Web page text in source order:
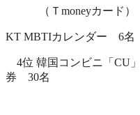
（Ｔmoneyカード）
KT MBTIカレンダー 6名
4位 韓国コンビニ「CU
券 30名